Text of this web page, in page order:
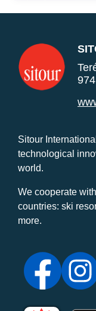
Sitour
technological
world.
We cooperate
countries: ski
more.